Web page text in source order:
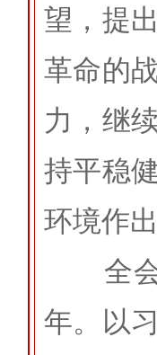
望，提
革命的
力，继
持平稳
环境作
全会
年。以